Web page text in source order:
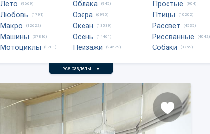
Лето (9669)
Любовь (1791)
Макро (12622)
Машины (37846)
Мотоциклы (3701)
Облака (945)
Озёра (6990)
Океан (13539)
Осень (14461)
Пейзажи (24579)
Простые (904)
Птицы (10202)
Рассвет (4535)
Рисованные (4042)
Собаки (8759)
все разделы ▼